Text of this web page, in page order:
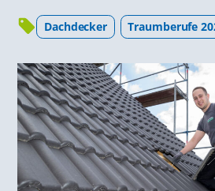
Dachdecker Traumberufe